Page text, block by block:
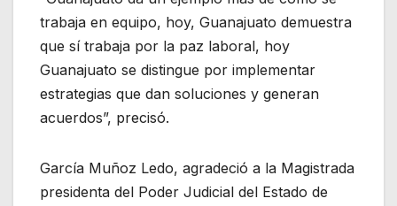
trabaja en equipo, hoy, Guanajuato demuestra
que sí trabaja por la paz laboral, hoy
Guanajuato se distingue por implementar
estrategias que dan soluciones y generan
acuerdos”, precisó.
García Muñoz Ledo, agradeció a la Magistrada
presidenta del Poder Judicial del Estado de